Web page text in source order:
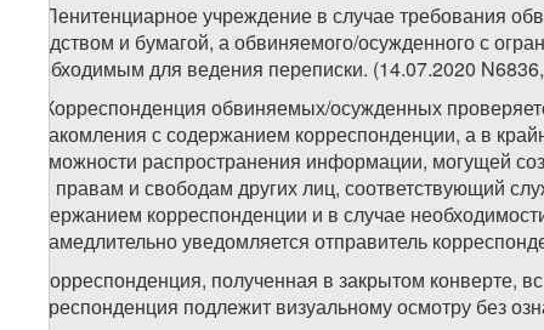
3. Пенитенциарное учреждение в случае требования
средством и бумагой, а обвиняемого/осужденного с
необходимым для ведения переписки. (14.07.2020
4. Корреспонденция обвиняемых/осужденных
ознакомления с содержанием корреспонденции, а в
возможности распространения информации, могущей
или правам и свободам других лиц, соответствующий
содержанием корреспонденции и в случае
незамедлительно уведомляется отправитель
5. Корреспонденция, полученная в закрытом конверте,
корреспонденция подлежит визуальному осмотру без